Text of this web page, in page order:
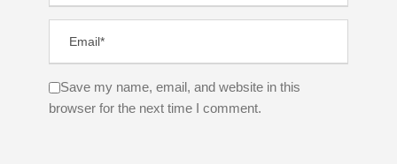
Save my name, email, and website in this
browser for the next time I comment.